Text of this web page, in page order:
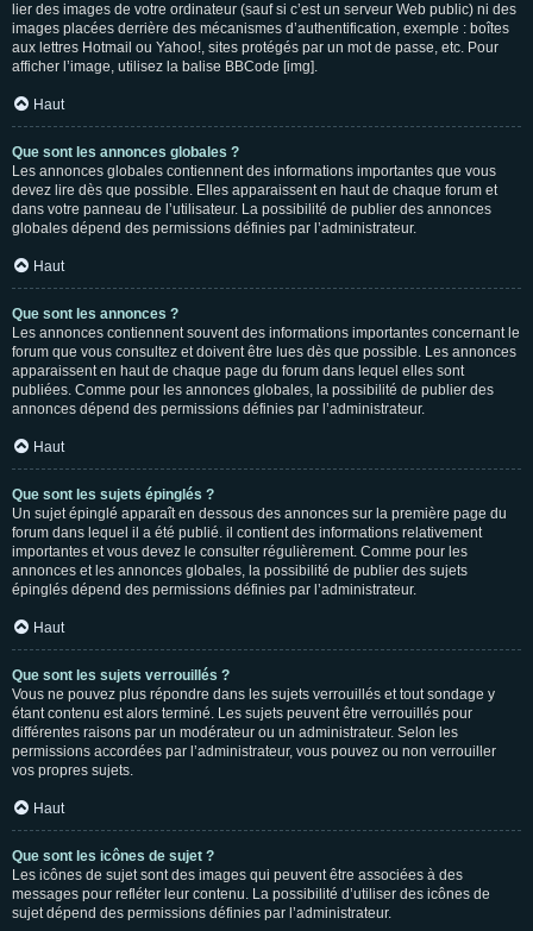
lier des images de votre ordinateur (sauf si c’est un serveur Web public) ni des
images placées derrière des mécanismes d’authentification, exemple : boîtes
aux lettres Hotmail ou Yahoo!, sites protégés par un mot de passe, etc. Pour
afficher l’image, utilisez la balise BBCode [img].
Haut
Que sont les annonces globales ?
Les annonces globales contiennent des informations importantes que vous
devez lire dès que possible. Elles apparaissent en haut de chaque forum et
dans votre panneau de l’utilisateur. La possibilité de publier des annonces
globales dépend des permissions définies par l’administrateur.
Haut
Que sont les annonces ?
Les annonces contiennent souvent des informations importantes concernant le
forum que vous consultez et doivent être lues dès que possible. Les annonces
apparaissent en haut de chaque page du forum dans lequel elles sont
publiées. Comme pour les annonces globales, la possibilité de publier des
annonces dépend des permissions définies par l’administrateur.
Haut
Que sont les sujets épinglés ?
Un sujet épinglé apparaît en dessous des annonces sur la première page du
forum dans lequel il a été publié. il contient des informations relativement
importantes et vous devez le consulter régulièrement. Comme pour les
annonces et les annonces globales, la possibilité de publier des sujets
épinglés dépend des permissions définies par l’administrateur.
Haut
Que sont les sujets verrouillés ?
Vous ne pouvez plus répondre dans les sujets verrouillés et tout sondage y
étant contenu est alors terminé. Les sujets peuvent être verrouillés pour
différentes raisons par un modérateur ou un administrateur. Selon les
permissions accordées par l’administrateur, vous pouvez ou non verrouiller
vos propres sujets.
Haut
Que sont les icônes de sujet ?
Les icônes de sujet sont des images qui peuvent être associées à des
messages pour refléter leur contenu. La possibilité d’utiliser des icônes de
sujet dépend des permissions définies par l’administrateur.